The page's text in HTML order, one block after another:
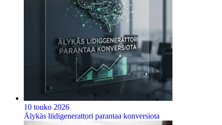
10 touko 2026
Älykäs liidigenerattori parantaa konversiota